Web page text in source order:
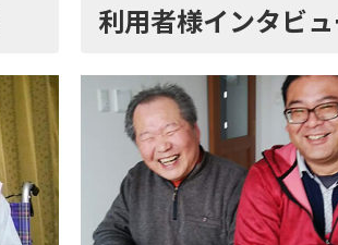
利用者様インタビ